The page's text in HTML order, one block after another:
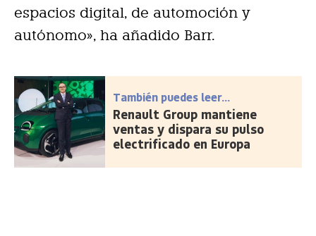
espacios digital, de automoción y
autónomo», ha añadido Barr.
También puedes leer...
Renault Group mantiene
ventas y dispara su pulso
electrificado en Europa